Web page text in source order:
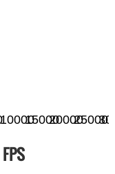
10000150002000025000